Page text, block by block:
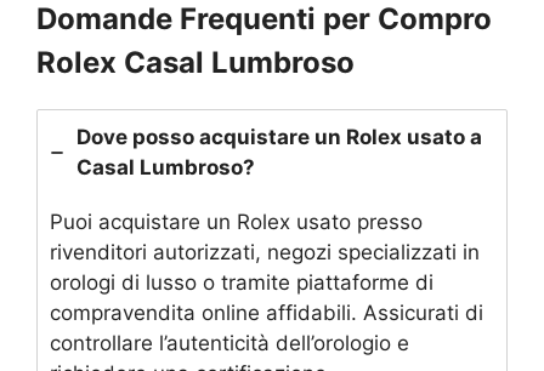
Domande Frequenti per Compro
Rolex Casal Lumbroso
Dove posso acquistare un Rolex usato a
Casal Lumbroso?
Puoi acquistare un Rolex usato presso
rivenditori autorizzati, negozi specializzati in
orologi di lusso o tramite piattaforme di
compravendita online affidabili. Assicurati di
controllare l’autenticità dell’orologio e